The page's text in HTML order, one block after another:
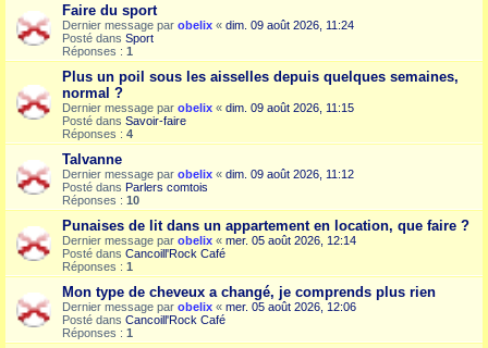
r
Faire du sport
Dernier message par obelix « dim. 09 août 2026, 11:24
Posté dans Sport
Réponses : 1
Plus un poil sous les aisselles depuis quelques semaines,
normal ?
Dernier message par obelix « dim. 09 août 2026, 11:15
Posté dans Savoir-faire
Réponses : 4
Talvanne
Dernier message par obelix « dim. 09 août 2026, 11:12
Posté dans Parlers comtois
Réponses : 10
Punaises de lit dans un appartement en location, que faire ?
Dernier message par obelix « mer. 05 août 2026, 12:14
Posté dans Cancoill'Rock Café
Réponses : 1
Mon type de cheveux a changé, je comprends plus rien
Dernier message par obelix « mer. 05 août 2026, 12:06
Posté dans Cancoill'Rock Café
Réponses : 1